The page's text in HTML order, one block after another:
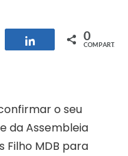
Compartilhar
0
COMPART.
o seu
da Assembleia
Filho MDB para